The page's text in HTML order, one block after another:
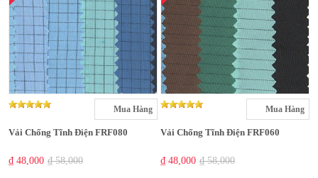
Mua Hàng
Vải Chống Tĩnh Điện FRF080
₫ 48,000 ₫ 58,000
Mua Hàng
Vải Chống Tĩnh Điện FRF060
₫ 48,000 ₫ 58,000